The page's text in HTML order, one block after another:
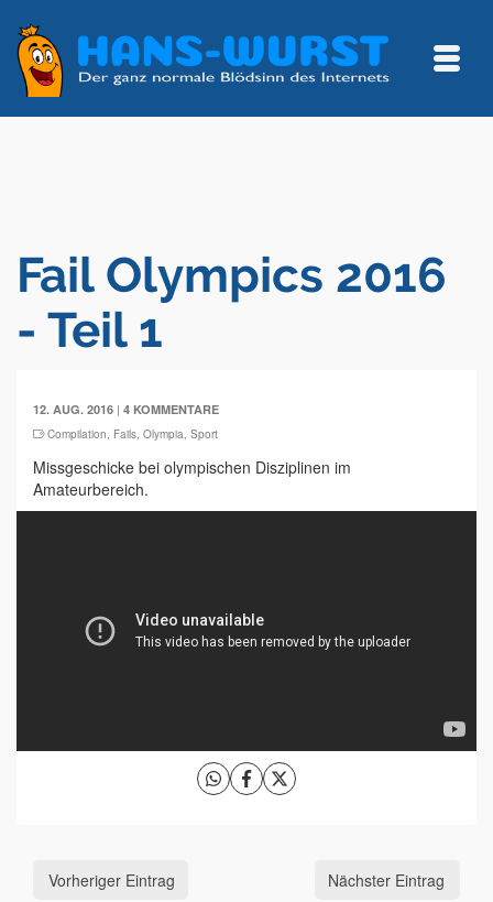
Fail Olympics 2016
- Teil 1
12. AUG. 2016 | 4 KOMMENTARE
Compilation, Fails, Olympia, Sport
Missgeschicke bei olympischen Disziplinen im
Amateurbereich.
Vorheriger Eintrag Nächster Eintrag